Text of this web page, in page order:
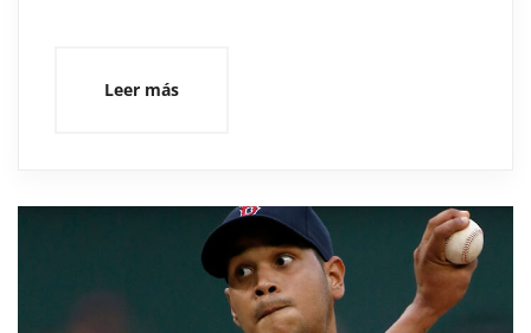
Leer más